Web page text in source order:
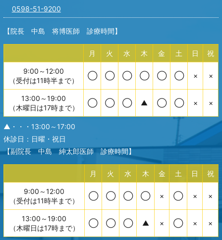
0598-51-9200
【院長 中島 将博医師 診療時間】
月 火 水 木 金 土 日 祝
9:00～12:00
（受付は11時半まで）
◯ ◯ ◯ ◯ ◯ ◯ × ×
13:00～19:00
（木曜日は17時まで）
◯ ◯ ◯ ▲ ◯ ◯ × ×
▲・・・13:00～17:00
休診日：日曜・祝日
【副院長 中島 紳太郎医師 診療時間】
月 火 水 木 金 土 日 祝
9:00～12:00
（受付は11時半まで）
◯ ◯ ◯ ◯ × ◯ × ×
13:00～19:00
（木曜日は17時まで）
◯ ◯ ◯ ▲ × ◯ × ×